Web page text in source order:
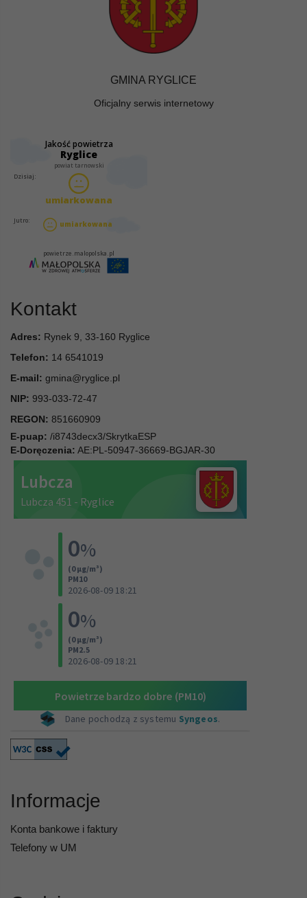
GMINA RYGLICE
Oficjalny serwis internetowy
Kontakt
Adres: Rynek 9, 33-160 Ryglice
Telefon: 14 6541019
E-mail: gmina@ryglice.pl
NIP: 993-033-72-47
REGON: 851660909
E-puap: /i8743decx3/SkrytkaESP
E-Doręczenia: AE:PL-50947-36669-BGJAR-30
Informacje
Konta bankowe i faktury
Telefony w UM